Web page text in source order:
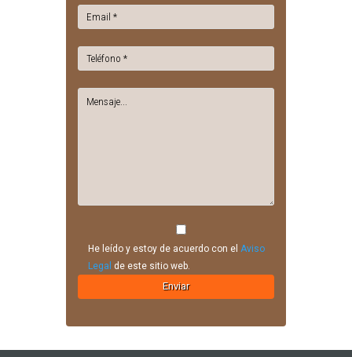
He leído y estoy de acuerdo con el Aviso
Legal de este sitio web.